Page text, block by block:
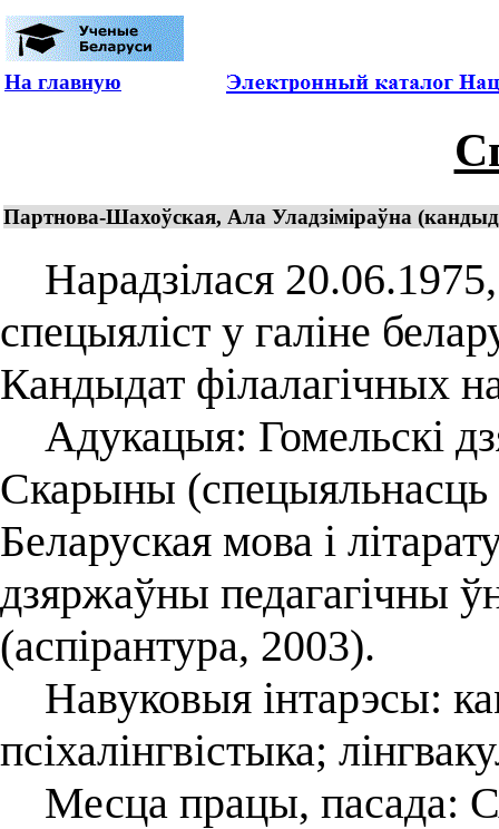
На главную
Партнова-Шахоўская, Ала Уладзіміраўна
Нарадзілася
спецыяліст у галіне
Кандыдат філалагічных
Адукацыя: Гомельскі
Скарыны (спецыяльнасць
Беларуская мова і
дзяржаўны педагагічны
(аспірантура, 2003).
Навуковыя інтарэсы:
псіхалінгвістыка;
Месца працы, пасада: